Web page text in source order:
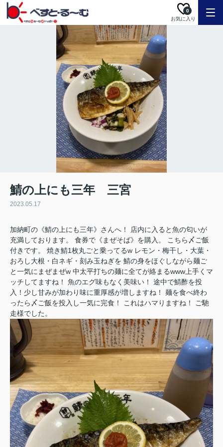
お気に入り
0
鯖の上にも三年 三宮
2023.05.17
加納町の《鯖の上にも三年》さんへ！ 店内に入ると魚の匂いが
充満しております。 食券で《まぜそば》を購入。 こちら〆ご飯
付きです。 焼き鯖1枚丸ごと乗ってるw レモン・梅干し・大葉・
おろし大根・白ネギ・刻み玉ねぎを 鯖の身をほぐしながら麺ご
と一気にまぜまぜw 中太平打ちの麺に全てが絡まるwww上手くマ
ッチしてますね！ 魚のエグ味もなく美味い！ 途中で鯖酢を投
入！少し甘みが加わり味に重厚感が増しますね！ 麺を食べ終わ
ったら〆ご飯を投入し一気に完食！ これはハマりますね！ ご馳
走様でした。